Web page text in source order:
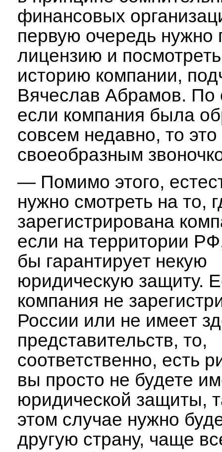
финансовых
первую очередь нужно
лицензию и
историю компании,
Вячеслав Абрамов. По
если компания была
совсем недавно, то
своеобразным
— Помимо этого,
нужно смотреть на то,
зарегистрирована
если на территории
бы гарантирует некую
юридическую защиту.
компания не
России или не имеет
представительств, то,
соответственно, есть
вы просто не будете
юридической защиты,
этом случае нужно
другую страну, чаще